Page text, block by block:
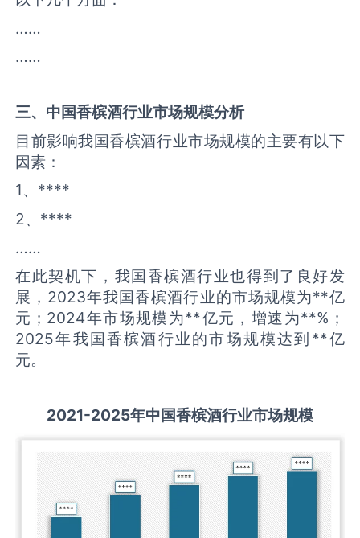
……
……
三、中国香槟酒行业市场规模分析
目前影响我国香槟酒行业市场规模的主要有以下
因素：
1、****
2、****
……
在此契机下，我国香槟酒行业也得到了良好发
展，2023年我国香槟酒行业的市场规模为**亿
元；2024年市场规模为**亿元，增速为**%；
2025年我国香槟酒行业的市场规模达到**亿
元。
2021-2025年中国香槟酒行业市场规模